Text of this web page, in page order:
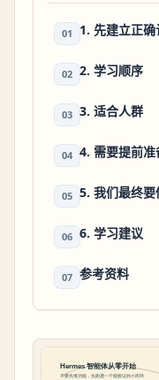
01 1. 先建立正确
02 2. 学习顺序
03 3. 适合人群
04 4. 需要提前准
05 5. 我们最终
06 6. 学习建议
07 参考资料